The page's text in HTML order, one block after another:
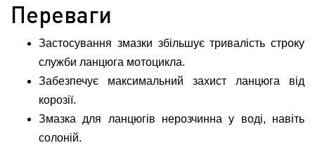
Переваги
Застосування змазки збільшує тривалість строку
служби ланцюга мотоцикла.
Забезпечує максимальний захист ланцюга від
корозії.
Змазка для ланцюгів нерозчинна у воді, навіть
солоній.